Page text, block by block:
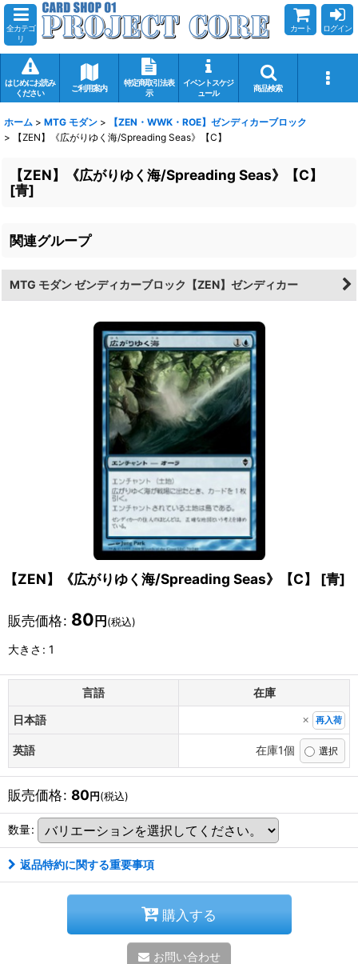
全カテゴ
リ
カート ログイン
はじめにお読み
ください
ご利用案内
特定商取引法表
示
イベントスケジ
ュール
商品検索
ホーム > MTG モダン >
【ZEN・WWK・ROE】ゼンディカーブロック
>
【ZEN】《広がりゆく海/Spreading Seas》【C】
【ZEN】《広がりゆく海/Spreading Seas》【C】
[青]
関連グループ
MTG モダン ゼンディカーブロック【ZEN】ゼンディカー
【ZEN】《広がりゆく海/Spreading Seas》【C】 [青]
販売価格: 80 円 (税込)
大きさ : 1
言語
在庫
日本語
× 再入荷
英語 在庫1個
販売価格: 80円(税込)
数量:
返品特約に関する重要事項
購入する
お問い合わせ